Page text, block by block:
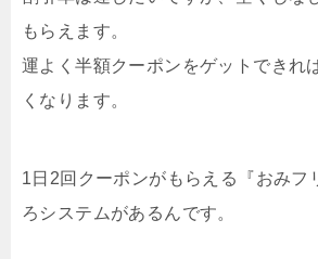
もらえます。
運よく半額クーポンをゲットできれ
くなります。
1日2回クーポンがもらえる『おみフ
ろシステムがあるんです。